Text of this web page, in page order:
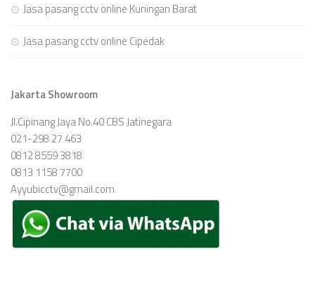
Jasa pasang cctv online Kuningan Barat
Jasa pasang cctv online Cipedak
Jakarta Showroom
Jl.Cipinang Jaya No.40 CBS Jatinegara
021-298 27 463
0812 8559 3818
0813 1158 7700
Ayyubicctv@gmail.com